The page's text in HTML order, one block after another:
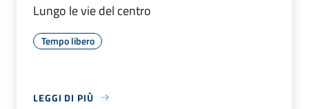
Lungo le vie del centro
Tempo libero
LEGGI DI PIÙ